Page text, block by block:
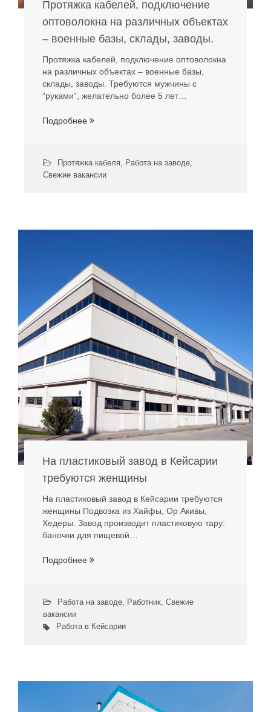
Протяжка кабелей, подключение
оптоволокна на различных объектах
– военные базы, склады, заводы.
Протяжка кабелей, подключение оптоволокна
на различных объектах – военные базы,
склады, заводы. Требуются мужчины с
“руками”, желательно более 5 лет…
Подробнее
Протяжка кабеля, Работа на заводе,
Свежие вакансии
На пластиковый завод в Кейсарии
требуются женщины
На пластиковый завод в Кейсарии требуются
женщины Подвозка из Хайфы, Ор Акивы,
Хедеры. Завод производит пластиковую тару:
баночки для пищевой…
Подробнее
Работа на заводе, Работник, Свежие
вакансии
Работа в Кейсарии